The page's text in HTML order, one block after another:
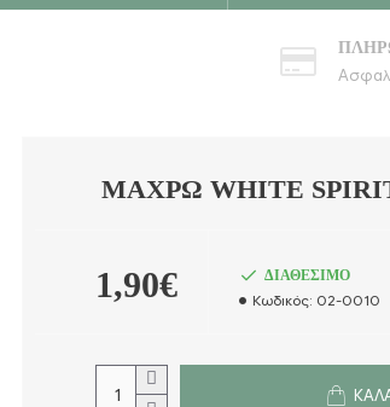
ΜΑΧΡΏ WHITE
1,90€ ΔΙΑΘΕΣΙΜΟ
Κωδικός: 02-0010